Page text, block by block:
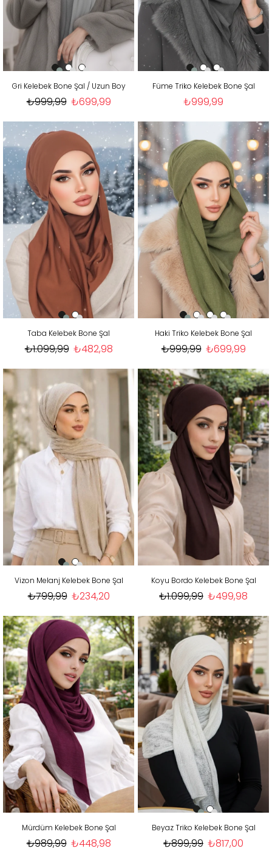
Gri Kelebek Bone Şal / Uzun Boy
₺699,99
₺999,99
Füme Triko Kelebek Bone Şal
₺999,99
Taba Kelebek Bone Şal
₺482,98
₺1.099,99
Haki Triko Kelebek Bone Şal
₺699,99
₺999,99
Vizon Melanj Kelebek Bone Şal
₺234,20
₺799,99
Koyu Bordo Kelebek Bone Şal
₺499,98
₺1.099,99
Mürdüm Kelebek Bone Şal
₺448,98
₺989,99
Beyaz Triko Kelebek Bone Şal
₺817,00
₺899,99